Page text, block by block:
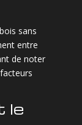
sans
entre
de noter
le